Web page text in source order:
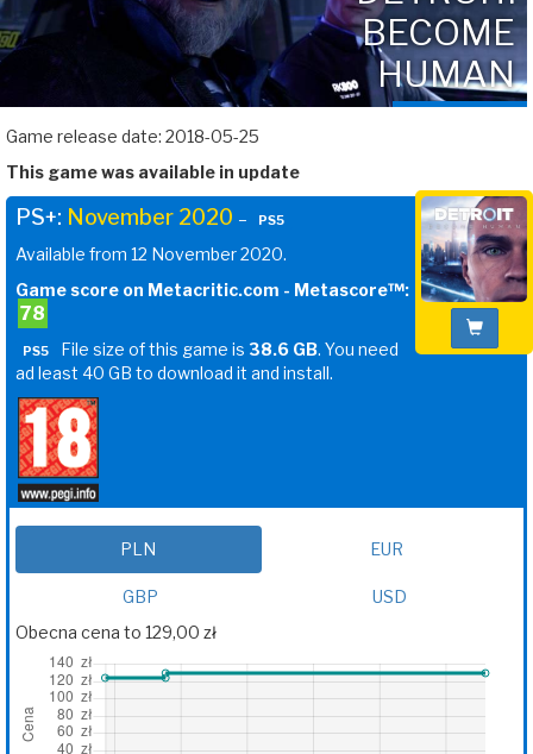
BECOME
HUMAN
Game release date: 2018-05-25
This game was available in update
PS+: November 2020 – PS5
Available from 12 November 2020.
Game score on Metacritic.com - Metascore™:
78
PS5 File size of this game is 38.6 GB. You need
ad least 40 GB to download it and install.
PLN EUR
GBP
USD
Obecna cena to 129,00 zł